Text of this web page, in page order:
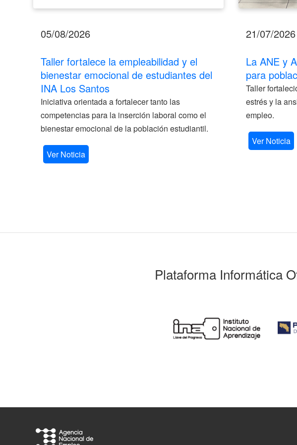
05/08/2026
Taller fortalece la empleabilidad y el
bienestar emocional de estudiantes del
INA Los Santos
Iniciativa orientada a fortalecer tanto las
competencias para la inserción laboral como el
bienestar emocional de la población estudiantil.
Ver Noticia
21/07/2026
La ANE y
para
Taller
estrés y la
empleo.
Ver Noticia
Plataforma Informática